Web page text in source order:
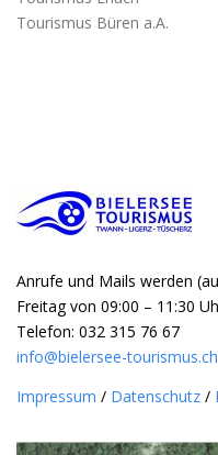
Tourismus Büren a.A.
Anrufe und Mails werden
Freitag von 09:00 – 11:30
Telefon: 032 315 76 67
info@bielersee-tourismus.ch
Impressum / Datenschutz /